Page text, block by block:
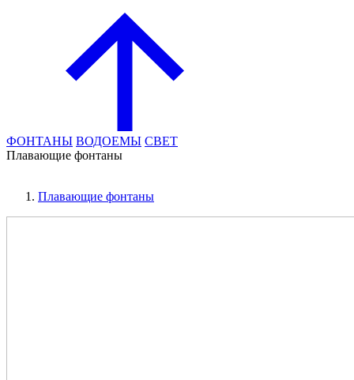
ФОНТАНЫ ВОДОЕМЫ СВЕТ
Плавающие фонтаны
Плавающие фонтаны